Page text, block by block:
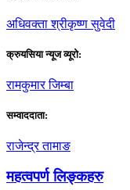
अधिवक्ता श्रीकृष्ण सुवेदी
क्रुयसिया न्यूज व्यूराे:
रामकुमार जिम्बा
सम्वाददाता:
राजेन्द्र तामाङ
महत्वपर्ण लिङ्कहरु